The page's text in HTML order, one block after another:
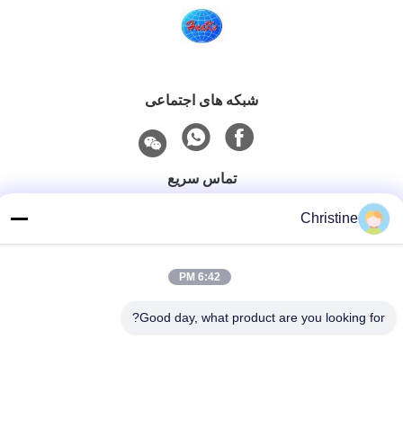
شبکه های اجتماعی
تماس سریع
تلفن
86--13003381217
Christine
6:42 PM
Good day, what product are you looking for?